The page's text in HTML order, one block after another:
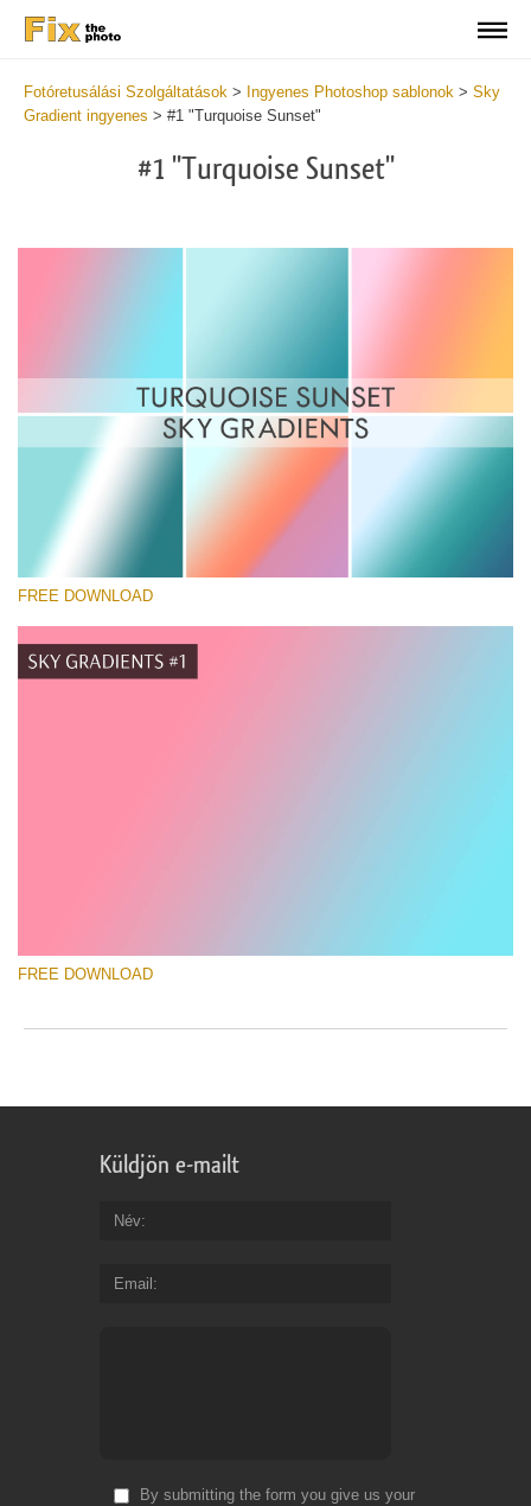
Fotóretusálási Szolgáltatások > Ingyenes Photoshop sablonok > Sky
Gradient ingyenes > #1 "Turquoise Sunset"
#1 "Turquoise Sunset"
FREE DOWNLOAD
FREE DOWNLOAD
Küldjön e-mailt
Név
Email
By submitting the form you give us your